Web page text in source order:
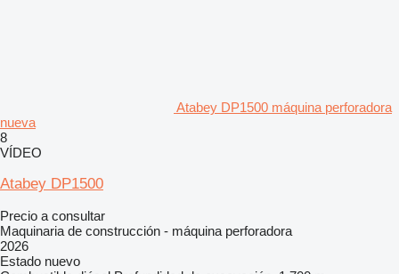
Atabey DP1500 máquina perforadora
nueva
8
VÍDEO
Atabey DP1500
Precio a consultar
Maquinaria de construcción - máquina perforadora
2026
Estado nuevo